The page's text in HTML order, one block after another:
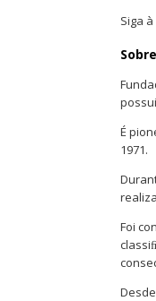
Siga
É
1971.
Foi